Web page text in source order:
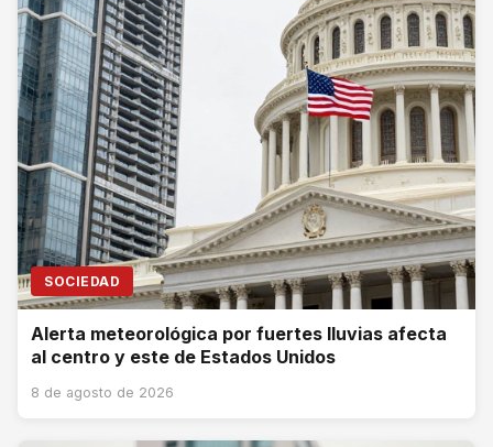
SOCIEDAD
Alerta meteorológica por fuertes lluvias afecta
al centro y este de Estados Unidos
8 de agosto de 2026